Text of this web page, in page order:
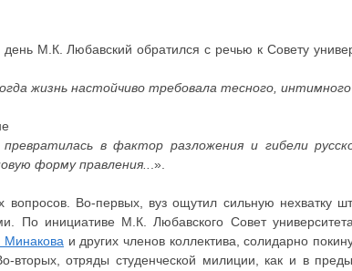
М.К. Любавский обратился с речью к Совету
жизнь настойчиво требовала тесного,
в фактор разложения и гибели
форму правления..
.».
Во-первых, вуз ощутил сильную нехватку
По инициативе М.К. Любавского Совет
и других членов коллектива, солидарно
вторых, отряды студенческой милиции, как и в